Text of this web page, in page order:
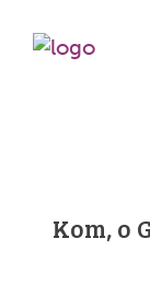
Kom, o